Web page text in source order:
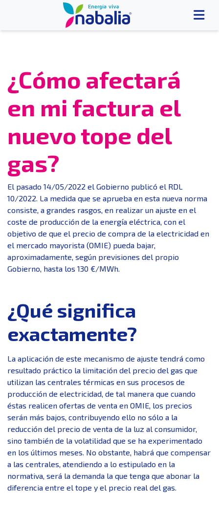
¿Cómo afectará
en mi factura el
nuevo tope del
gas?
El pasado 14/05/2022 el Gobierno publicó el RDL
10/2022. La medida que se aprueba en esta nueva norma
consiste, a grandes rasgos, en realizar un ajuste en el
coste de producción de la energía eléctrica, con el
objetivo de que el precio de compra de la electricidad en
el mercado mayorista (OMIE) pueda bajar,
aproximadamente, según previsiones del propio
Gobierno, hasta los 130 €/MWh.
¿Qué significa
exactamente?
La aplicación de este mecanismo de ajuste tendrá como
resultado práctico la limitación del precio del gas que
utilizan las centrales térmicas en sus procesos de
producción de electricidad, de tal manera que cuando
éstas realicen ofertas de venta en OMIE, los precios
serán más bajos, contribuyendo ello no sólo a la
reducción del precio de venta de la luz al consumidor,
sino también de la volatilidad que se ha experimentado
en los últimos meses. No obstante, habrá que compensar
a las centrales, atendiendo a lo estipulado en la
normativa, será la demanda la que tenga que abonar la
diferencia entre el tope y el precio real del gas.